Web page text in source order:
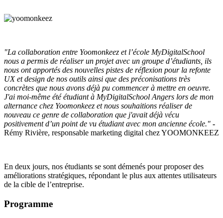
"La collaboration entre Yoomonkeez et l’école MyDigitalSchool
nous a permis de réaliser un projet avec un groupe d’étudiants, ils
nous ont apportés des nouvelles pistes de réflexion pour la refonte
UX et design de nos outils ainsi que des préconisations très
concrètes que nous avons déjà pu commencer à mettre en oeuvre.
J'ai moi-même été étudiant à MyDigitalSchool Angers lors de mon
alternance chez Yoomonkeez et nous souhaitions réaliser de
nouveau ce genre de collaboration que j'avait déjà vécu
positivement d’un point de vu étudiant avec mon ancienne école." -
Rémy Rivière, responsable marketing digital chez YOOMONKEEZ
En deux jours, nos étudiants se sont démenés pour proposer des
améliorations stratégiques, répondant le plus aux attentes utilisateurs
de la cible de l’entreprise.
Programme